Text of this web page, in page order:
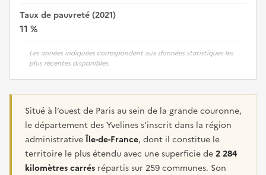
Taux de pauvreté (2021)
11 %
Les années indiquées correspondent aux données statistiques les
plus récentes disponibles.
Situé à l’ouest de Paris au sein de la grande couronne,
le département des Yvelines s’inscrit dans la région
administrativeÎle-de-France, dont il constitue le
territoire le plus étendu avec une superficie de2 284
kilomètres carrés répartis sur 259 communes. Son